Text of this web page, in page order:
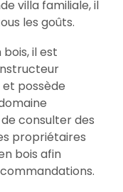
villa familiale, il
les goûts.
il est
possède
consulter des
propriétaires
bois afin